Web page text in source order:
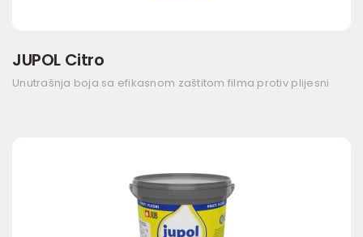
JUPOL Citro
Unutrašnja boja sa efikasnom zaštitom filma protiv plijesni